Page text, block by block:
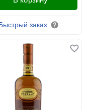
заказ